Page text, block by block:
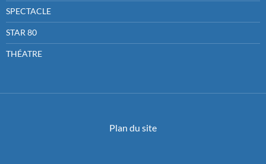
SPECTACLE
STAR 80
THÉATRE
Plan du site